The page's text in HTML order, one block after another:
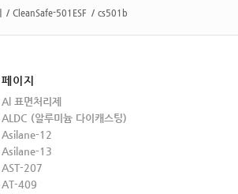
/ CleanSafe-501ESF / cs501b
페이지
Al 표면처리제
ALDC (알루미늄 다이캐스팅)
Asilane-12
Asilane-13
AST-207
AT-409